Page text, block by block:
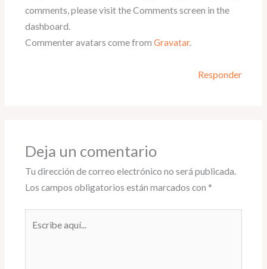
comments, please visit the Comments screen in the
dashboard.
Commenter avatars come from Gravatar.
Responder
Deja un comentario
Tu dirección de correo electrónico no será publicada.
Los campos obligatorios están marcados con *